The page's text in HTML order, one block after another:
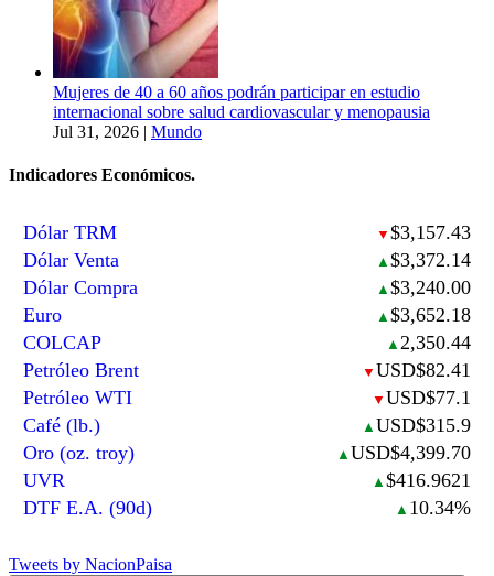
Mujeres de 40 a 60 años podrán participar en estudio
internacional sobre salud cardiovascular y menopausia
Jul 31, 2026 | Mundo
Indicadores Económicos.
Dólar TRM ▼ $3,157.43
Dólar Venta
▲ $3,372.14
Dólar Compra
▲ $3,240.00
Euro
▲ $3,652.18
COLCAP
▲ 2,350.44
Petróleo Brent
▼ USD$82.41
Petróleo WTI
▼ USD$77.1
Café (lb.)
▲ USD$315.9
Oro (oz. troy)
▲ USD$4,399.70
UVR
▲ $416.9621
DTF E.A. (90d)
▲ 10.34%
Tweets by NacionPaisa